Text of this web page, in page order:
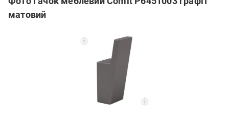
матовий